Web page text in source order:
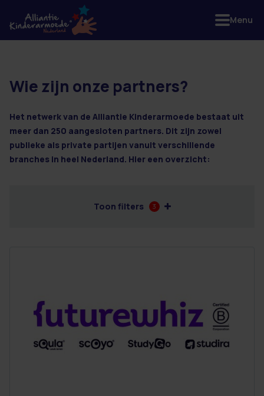
10 resultaten
Wie zijn onze partners?
Het netwerk van de Alliantie Kinderarmoede bestaat uit
meer dan 250 aangesloten partners. Dit zijn zowel
publieke als private partijen vanuit verschillende
branches in heel Nederland. Hier een overzicht:
Toon filters 3
Menu